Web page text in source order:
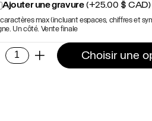
Ajouter une gravure(+25.00 $ CAD)
max (incluant espaces, chiffres et
Un côté. Vente finale
- Choisir une